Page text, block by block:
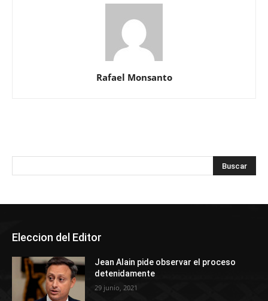
Rafael Monsanto
Eleccion del Editor
Jean Alain pide observar el proceso
detenidamente
29 junio, 2021